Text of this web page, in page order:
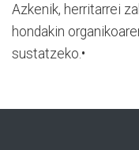
Azkenik, herritarrei
hondakin
sustatzeko.•